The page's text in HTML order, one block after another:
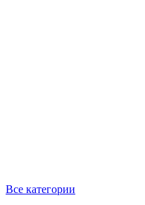
Все категории